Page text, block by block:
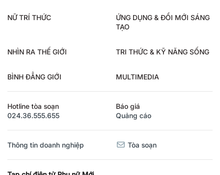
NỮ TRÍ THỨC
ỨNG DỤNG & ĐỔI MỚI SÁNG
TẠO
NHÌN RA THẾ GIỚI TRI THỨC & KỸ NĂNG SỐNG
BÌNH ĐẲNG GIỚI MULTIMEDIA
Hotline tòa soạn
024.36.555.655
Báo giá
Quảng cáo
Thông tin doanh nghiệp Tòa soạn
Tạp chí điện tử Phụ nữ Mới